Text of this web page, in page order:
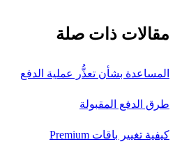
مقالات ذات صلة
المساعدة بشأن تعذُّر عملية الدفع
طرق الدفع المقبولة
كيفية تغيير باقات Premium